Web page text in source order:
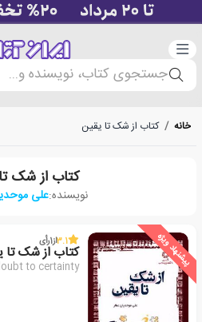
دسته‌بندی
جستجوی کتاب، نویسنده و...
خانه / کتاب از شک تا یقین
کتاب از شک
نویسنده:علی
پیشنهاد ویژه 3.1از1رأی
کتاب از شک تا
to certainty